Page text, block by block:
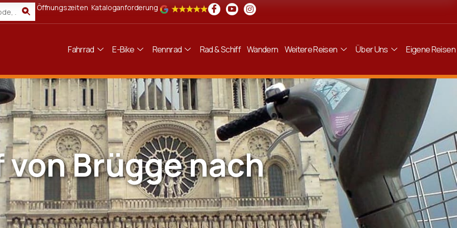
Öffnungszeiten Kataloganforderung
Fahrrad E-Bike Rennrad Rad & Schiff Wandern Weitere Reisen Über Uns Eigene Reisen
Brügge nach